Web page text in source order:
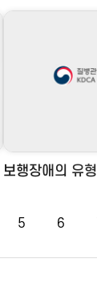
보행장애의 유형
5 6